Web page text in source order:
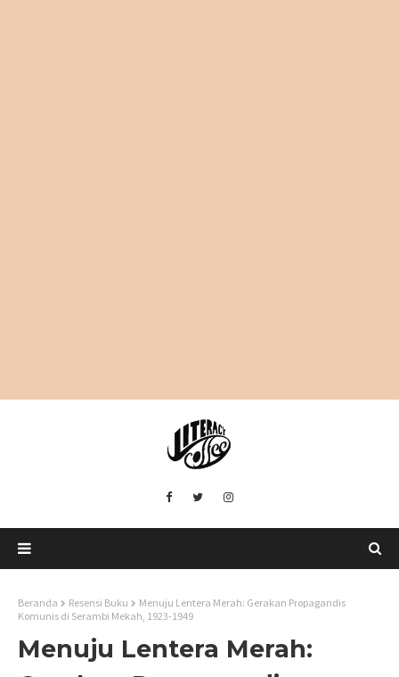
Beranda Resensi Buku
Menuju Lentera Merah: Gerakan Propagandis
Komunis di Serambi Mekah, 1923-1949
Menuju Lentera Merah: